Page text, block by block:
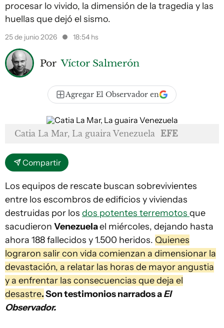
procesar lo vivido, la dimensión de la tragedia y las
huellas que dejó el sismo.
25 de junio 2026 18:54 hs
Por Víctor Salmerón
Agregar El Observador en
Catia La Mar, La guaira Venezuela EFE
Compartir
Los equipos de rescate buscan sobrevivientes
entre los escombros de edificios y viviendas
destruidas por los dos potentes terremotos que
sacudieron Venezuelael miércoles, dejando hasta
ahora 188 fallecidos y 1.500 heridos. Quienes
lograron salir con vida comienzan a dimensionar la
devastación, a relatar las horas de mayor angustia
y a enfrentar las consecuencias que deja el
desastre.Son testimonios narrados aEl
Observador.